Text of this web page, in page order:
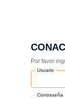
Por favor
Usuario
Contraseña